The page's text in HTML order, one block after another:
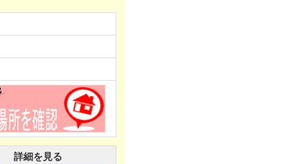
詳細を見る